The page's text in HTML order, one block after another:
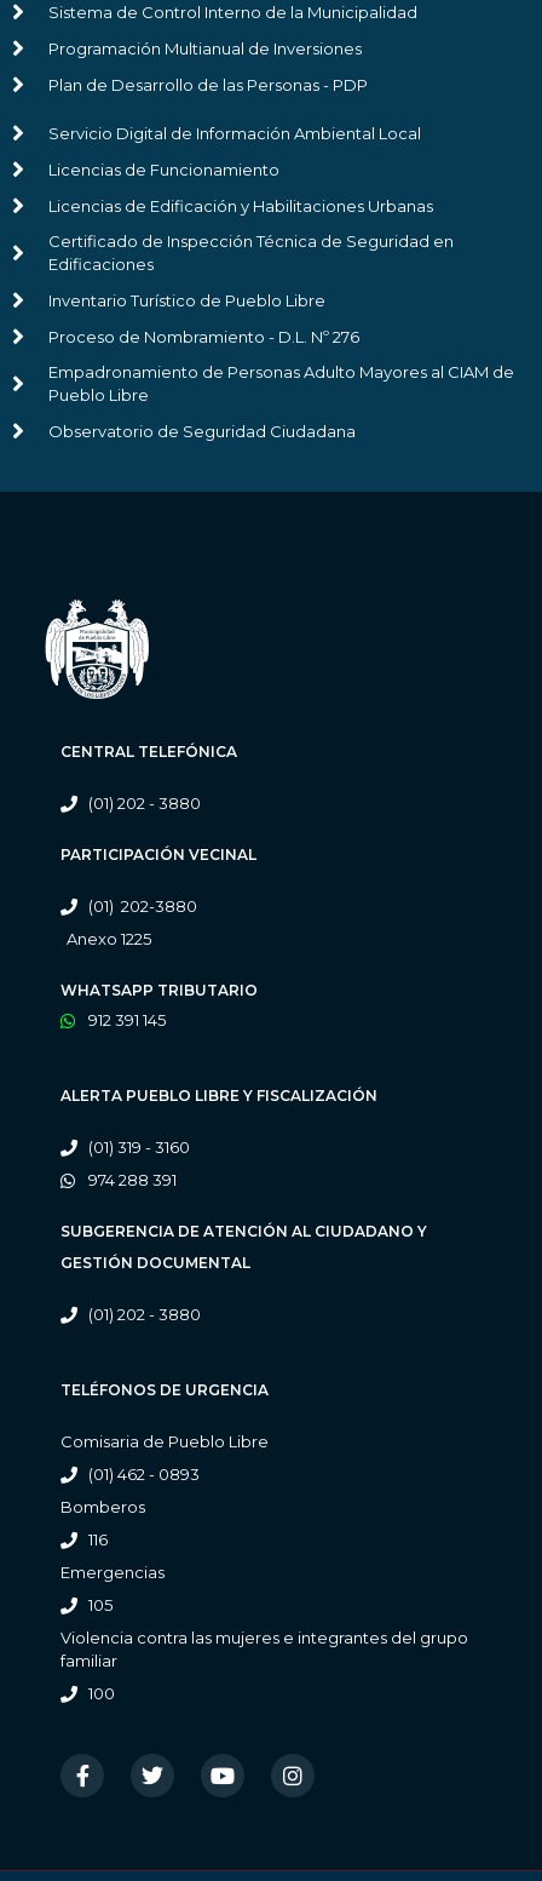
Sistema de Control Interno de la Municipalidad
Programación Multianual de Inversiones
Plan de Desarrollo de las Personas - PDP
Servicio Digital de Información Ambiental Local
Licencias de Funcionamiento
Licencias de Edificación y Habilitaciones Urbanas
Certificado de Inspección Técnica de Seguridad en
Edificaciones
Inventario Turístico de Pueblo Libre
Proceso de Nombramiento - D.L. Nº 276
Empadronamiento de Personas Adulto Mayores al CIAM de
Pueblo Libre
Observatorio de Seguridad Ciudadana
CENTRAL TELEFÓNICA
(01) 202 - 3880
PARTICIPACIÓN VECINAL
(01) 202-3880
Anexo 1225
WHATSAPP TRIBUTARIO
912 391 145
ALERTA PUEBLO LIBRE Y FISCALIZACIÓN
(01) 319 - 3160
974 288 391
SUBGERENCIA DE ATENCIÓN AL CIUDADANO Y
GESTIÓN DOCUMENTAL
(01) 202 - 3880
TELÉFONOS DE URGENCIA
Comisaria de Pueblo Libre
(01) 462 - 0893
Bomberos
116
Emergencias
105
Violencia contra las mujeres e integrantes del grupo
familiar
100